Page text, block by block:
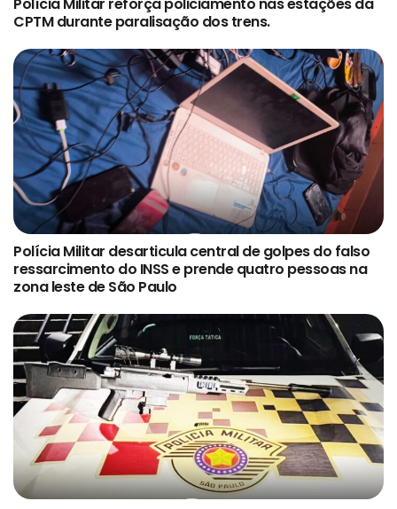
CPTM durante paralisação dos trens.
Polícia Militar desarticula central de golpes do falso
ressarcimento do INSS e prende quatro pessoas na
zona leste de São Paulo